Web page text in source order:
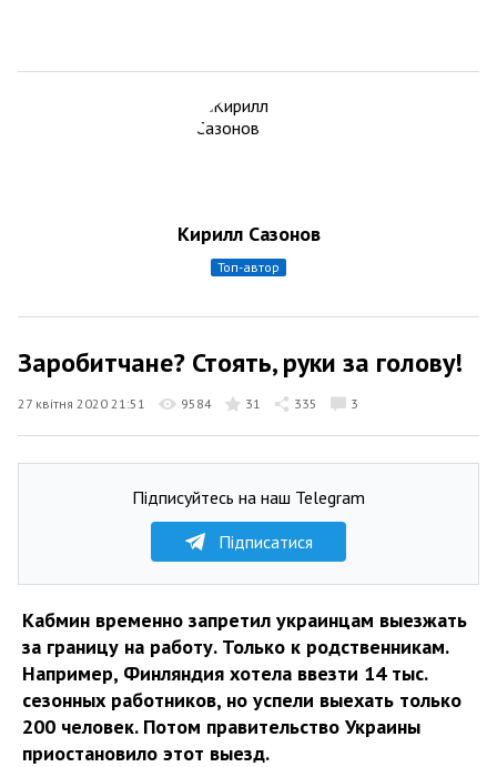
Кирилл Сазонов
топ-автор
Заробитчане? Стоять, руки за голову!
27 квітня 2020 21:51 9584 31 335 3
Підписуйтесь на наш Telegram
Підписатися
Кабмин временно запретил украинцам выезжать
за границу на работу. Только к родственникам.
Например, Финляндия хотела ввезти 14 тыс.
сезонных работников, но успели выехать только
200 человек. Потом правительство Украины
приостановило этот выезд.